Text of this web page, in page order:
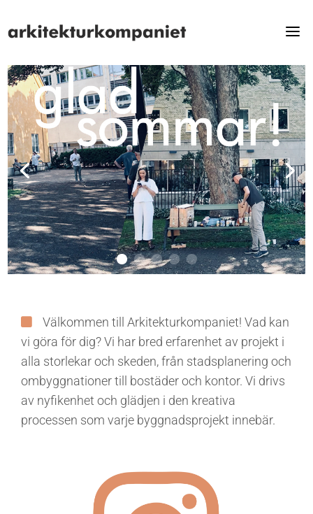
Välkommen till Arkitekturkompaniet! Vad kan
vi göra för dig? Vi har bred erfarenhet av projekt i
alla storlekar och skeden, från stadsplanering och
ombyggnationer till bostäder och kontor. Vi drivs
av nyfikenhet och glädjen i den kreativa
processen som varje byggnadsprojekt innebär.